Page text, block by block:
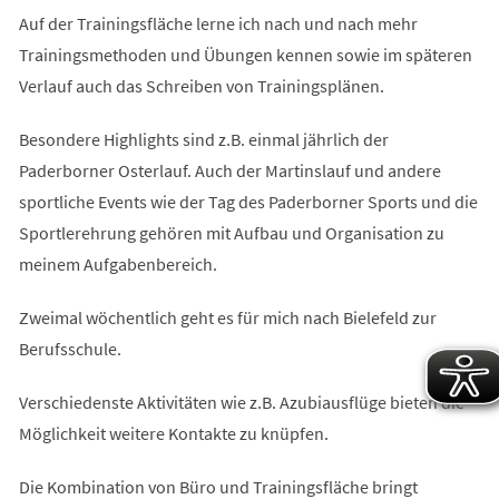
Auf der Trainingsfläche lerne ich nach und nach mehr
Trainingsmethoden und Übungen kennen sowie im späteren
Verlauf auch das Schreiben von Trainingsplänen.
Besondere Highlights sind z.B. einmal jährlich der
Paderborner Osterlauf. Auch der Martinslauf und andere
sportliche Events wie der Tag des Paderborner Sports und die
Sportlerehrung gehören mit Aufbau und Organisation zu
meinem Aufgabenbereich.
Zweimal wöchentlich geht es für mich nach Bielefeld zur
Berufsschule.
Verschiedenste Aktivitäten wie z.B. Azubiausflüge bieten die
Möglichkeit weitere Kontakte zu knüpfen.
Die Kombination von Büro und Trainingsfläche bringt